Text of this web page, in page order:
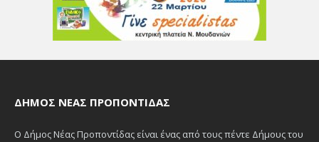
ΔΉΜΟΣ ΝΈΑΣ ΠΡΟΠΟΝΤΊΔΑΣ
Ο Δήμος Νέας Προποντίδας είναι ένας από τους πέντε Δήμους του